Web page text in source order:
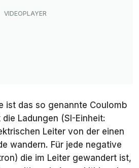
ist das so genannte Coulomb
die Ladungen (SI-Einheit:
Leiter von der einen
wandern. Für jede negative
die im Leiter gewandert ist,